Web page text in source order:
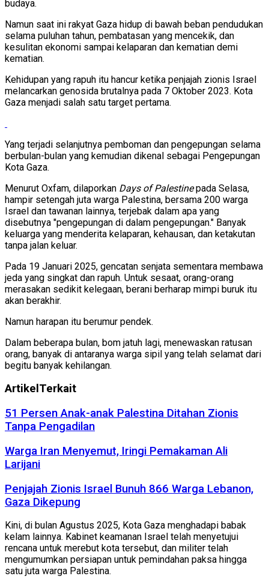
budaya.
Namun saat ini rakyat Gaza hidup di bawah beban pendudukan
selama puluhan tahun, pembatasan yang mencekik, dan
kesulitan ekonomi sampai kelaparan dan kematian demi
kematian.
Kehidupan yang rapuh itu hancur ketika penjajah zionis Israel
melancarkan genosida brutalnya pada 7 Oktober 2023. Kota
Gaza menjadi salah satu target pertama.
Yang terjadi selanjutnya pemboman dan pengepungan selama
berbulan-bulan yang kemudian dikenal sebagai Pengepungan
Kota Gaza.
Menurut Oxfam, dilaporkan Days of Palestinepada Selasa,
hampir setengah juta warga Palestina, bersama 200 warga
Israel dan tawanan lainnya, terjebak dalam apa yang
disebutnya "pengepungan di dalam pengepungan." Banyak
keluarga yang menderita kelaparan, kehausan, dan ketakutan
tanpa jalan keluar.
Pada 19 Januari 2025, gencatan senjata sementara membawa
jeda yang singkat dan rapuh. Untuk sesaat, orang-orang
merasakan sedikit kelegaan, berani berharap mimpi buruk itu
akan berakhir.
Namun harapan itu berumur pendek.
Dalam beberapa bulan, bom jatuh lagi, menewaskan ratusan
orang, banyak di antaranya warga sipil yang telah selamat dari
begitu banyak kehilangan.
Artikel Terkait
51 Persen Anak-anak Palestina Ditahan Zionis
Tanpa Pengadilan
Warga Iran Menyemut, Iringi Pemakaman Ali
Larijani
Penjajah Zionis Israel Bunuh 866 Warga Lebanon,
Gaza Dikepung
Kini, di bulan Agustus 2025, Kota Gaza menghadapi babak
kelam lainnya. Kabinet keamanan Israel telah menyetujui
rencana untuk merebut kota tersebut, dan militer telah
mengumumkan persiapan untuk pemindahan paksa hingga
satu juta warga Palestina.